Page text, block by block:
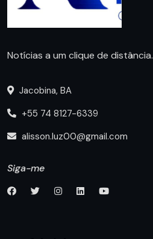
Notícias a um clique de distância.
Jacobina, BA
+55 74 8127-6339
alisson.luz00@gmail.com
Siga-me